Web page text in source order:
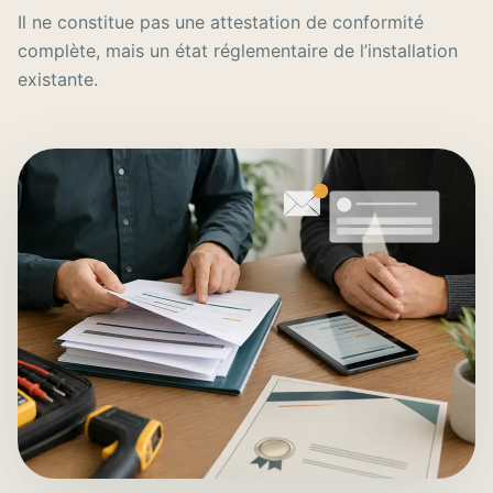
Il ne constitue pas une attestation de conformité
complète, mais un état réglementaire de l’installation
existante.